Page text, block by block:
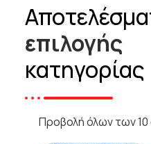
επιλογής
κατηγορίας
Προβολή όλων των